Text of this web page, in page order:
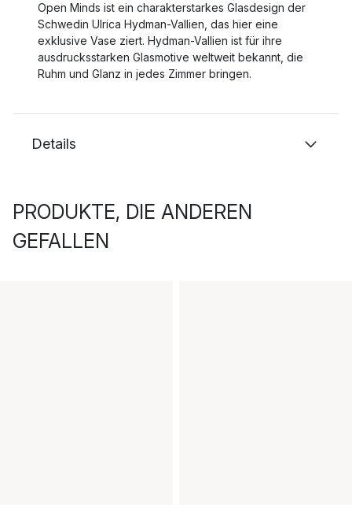
Open Minds ist ein charakterstarkes Glasdesign der
Schwedin Ulrica Hydman-Vallien, das hier eine
exklusive Vase ziert. Hydman-Vallien ist für ihre
ausdrucksstarken Glasmotive weltweit bekannt, die
Ruhm und Glanz in jedes Zimmer bringen.
Details
PRODUKTE, DIE ANDEREN
GEFALLEN